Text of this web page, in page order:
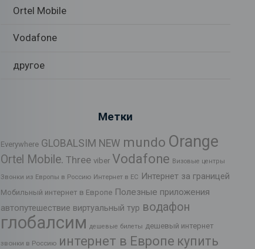
Ortel Mobile
Vodafone
другое
Метки
Everywhere GLOBALSIM NEW mundo Orange
Ortel Mobile. Three viber Vodafone Визовые центры
Звонки из Европы в Россию Интернет в ЕС Интернет за границей
Мобильный интернет в Европе Полезные приложения
автопутешествие виртуальный тур водафон
глобалсим дешевые билеты дешевый интернет
звонки в Россию интернет в Европе купить